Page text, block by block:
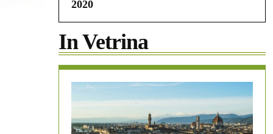
2020
In Vetrina